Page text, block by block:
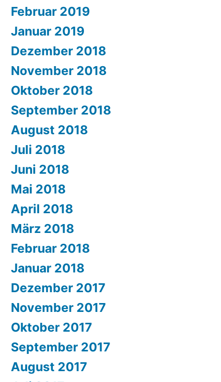
Februar 2019
Januar 2019
Dezember 2018
November 2018
Oktober 2018
September 2018
August 2018
Juli 2018
Juni 2018
Mai 2018
April 2018
März 2018
Februar 2018
Januar 2018
Dezember 2017
November 2017
Oktober 2017
September 2017
August 2017